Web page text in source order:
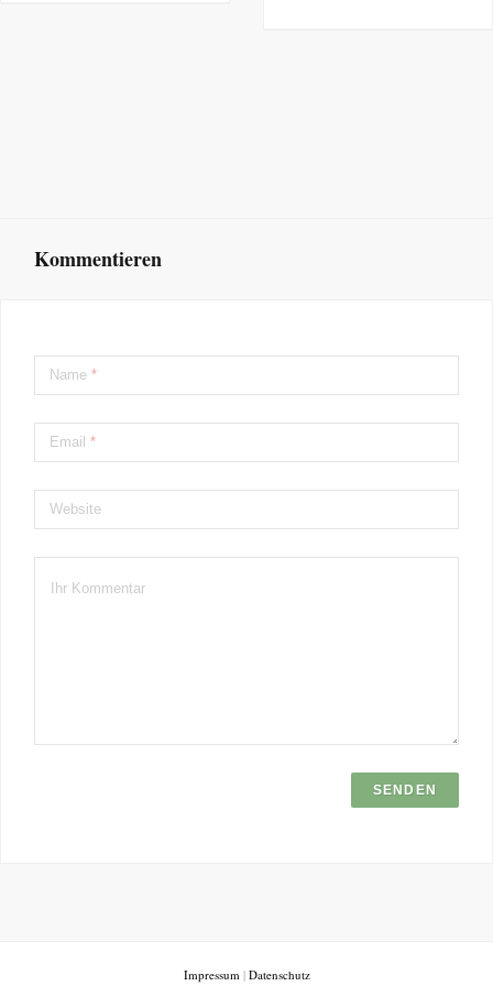
Kommentieren
Name *
Email *
Website
Impressum | Datenschutz